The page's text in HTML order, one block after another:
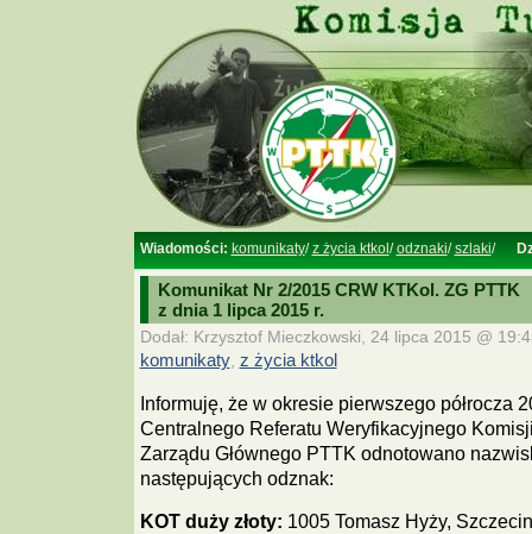
Wiadomości: komunikaty/z życia ktkol /odznaki/szlaki/
Komunikat Nr 2/2015 CRW KTKol. ZG PTTK
z dnia 1 lipca 2015 r.
Dodał: Krzysztof Mieczkowski, 24 lipca 2015 @
komunikaty, z życia ktkol
Informuję, że w okresie pierwszego półrocza
Centralnego Referatu Weryfikacyjnego
Zarządu Głównego PTTK odnotowano
następujących odznak:
KOT duży złoty: 1005 Tomasz Hyży,